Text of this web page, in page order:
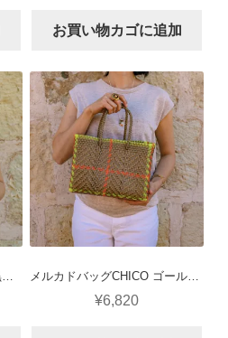
お買い物カゴに追加
メルカドバッグCHICO 金×黒ハンドル（ロンボグランデ） メルカドバッグCHICO ゴールド×蛍光オレンジ/蛍光イエローライン
¥6,820